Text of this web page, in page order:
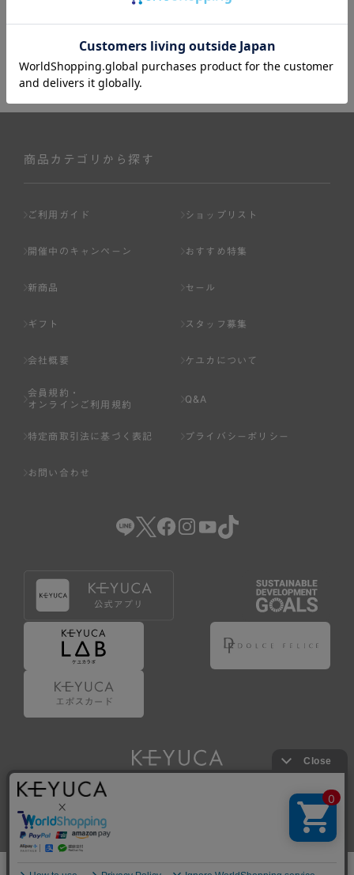
商品カテゴリから探す
ご利用ガイド ショップリスト
開催中のキャンペーン おすすめ特集
新商品 セール
ギフト スタッフ募集
会社概要 ケユカについて
会員規約・
オンラインご利用規約
Q&A
特定商取引法に基づく表記 プライバシーポリシー
お問い合わせ
Copyright © KAWAJUN Co., Ltd. All Rights Reserved.